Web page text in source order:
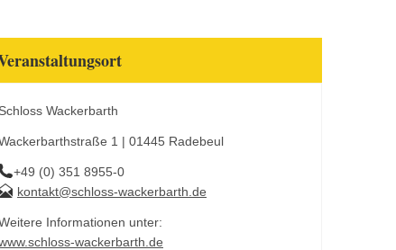
Schloss Wackerbarth
1 | 01445 Radebeul
+49 (0) 351 8955-0
kontakt@schloss-wackerbarth.de
Informationen unter:
wackerbarth.de